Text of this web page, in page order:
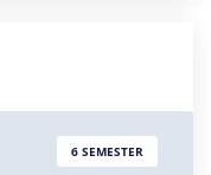
6 SEMESTER